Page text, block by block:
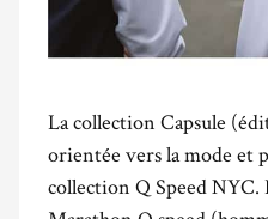
La collection Capsule
orientée vers la mode et
collection Q Speed NYC.